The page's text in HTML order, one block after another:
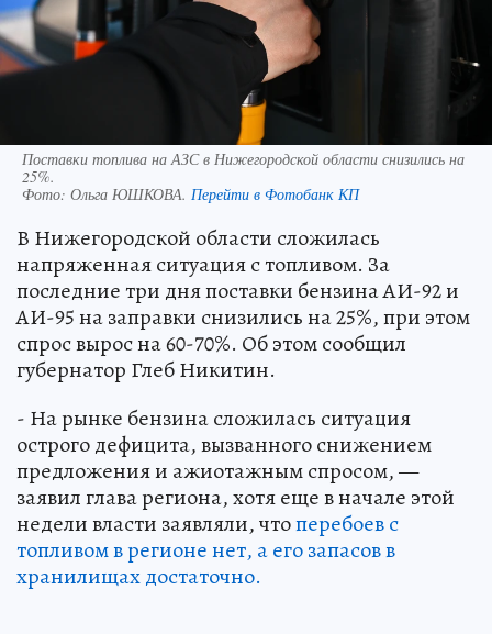
Поставки топлива на АЗС в Нижегородской области снизились на
25%.
Фото: Ольга ЮШКОВА. Перейти в Фотобанк КП
В Нижегородской области сложилась
напряженная ситуация с топливом. За
последние три дня поставки бензина АИ-92 и
АИ-95 на заправки снизились на 25%, при этом
спрос вырос на 60-70%. Об этом сообщил
губернатор Глеб Никитин.
- На рынке бензина сложилась ситуация
острого дефицита, вызванного снижением
предложения и ажиотажным спросом, —
заявил глава региона, хотя еще в начале этой
недели власти заявляли, чтоперебоев с
топливом в регионе нет, а его запасов в
хранилищах достаточно.